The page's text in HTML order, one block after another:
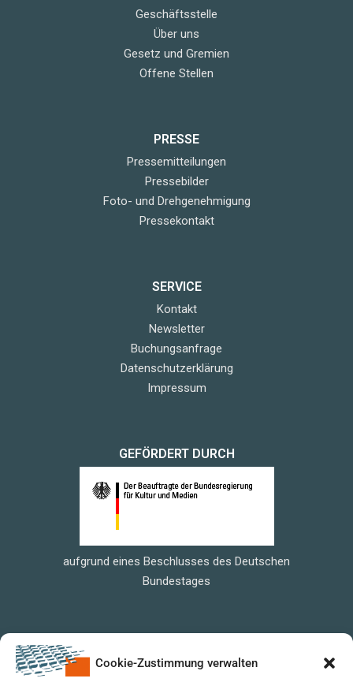
Cookie-Zustimmung verwalten
Geschäftsstelle
Über uns
Gesetz und Gremien
Offene Stellen
PRESSE
Pressemitteilungen
Pressebilder
Foto- und Drehgenehmigung
Pressekontakt
SERVICE
Kontakt
Newsletter
Buchungsanfrage
Datenschutzerklärung
Impressum
GEFÖRDERT DURCH
aufgrund eines Beschlusses des Deutschen
Bundestages